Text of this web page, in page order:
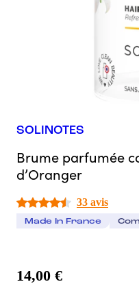
SOLINOTES
Brume parfumée
d’Oranger
33 avis
Made In France
14,00 €